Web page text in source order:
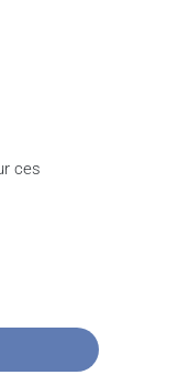
ces